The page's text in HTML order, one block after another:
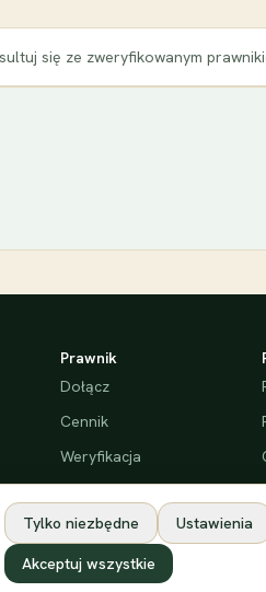
się ze zweryfikowanym
Prawnik
Dołącz
Cennik
Weryfikacja
Tylko niezbędne Ustawienia
Akceptuj wszystkie